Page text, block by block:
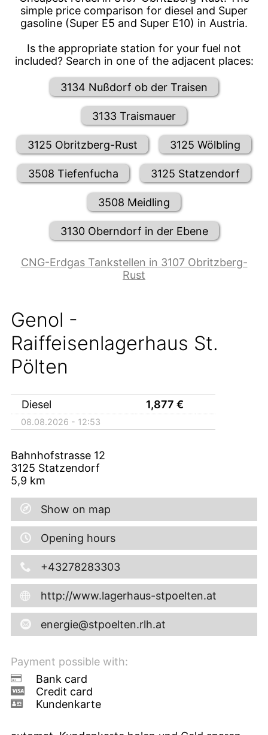
simple price comparison for diesel and Super
gasoline (Super E5 and Super E10) in Austria.
Is the appropriate station for your fuel not
included? Search in one of the adjacent places:
3134 Nußdorf ob der Traisen
3133 Traismauer
3125 Obritzberg-Rust 3125 Wölbling
3508 Tiefenfucha 3125 Statzendorf
3508 Meidling
3130 Oberndorf in der Ebene
CNG-Erdgas Tankstellen in 3107 Obritzberg-
Rust
Genol -
Raiffeisenlagerhaus St.
Pölten
Diesel 1,877 €
08.08.2026 - 12:53
Bahnhofstrasse 12
3125 Statzendorf
5,9 km
Show on map
Opening hours
+43278283303
http://www.lagerhaus-stpoelten.at
energie@stpoelten.rlh.at
Payment possible with:
Bank card
Credit card
Kundenkarte